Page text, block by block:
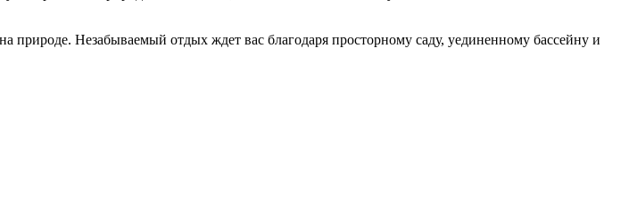
Незабываемый отдых ждет вас благодаря просторному саду, уединенному бассейну и